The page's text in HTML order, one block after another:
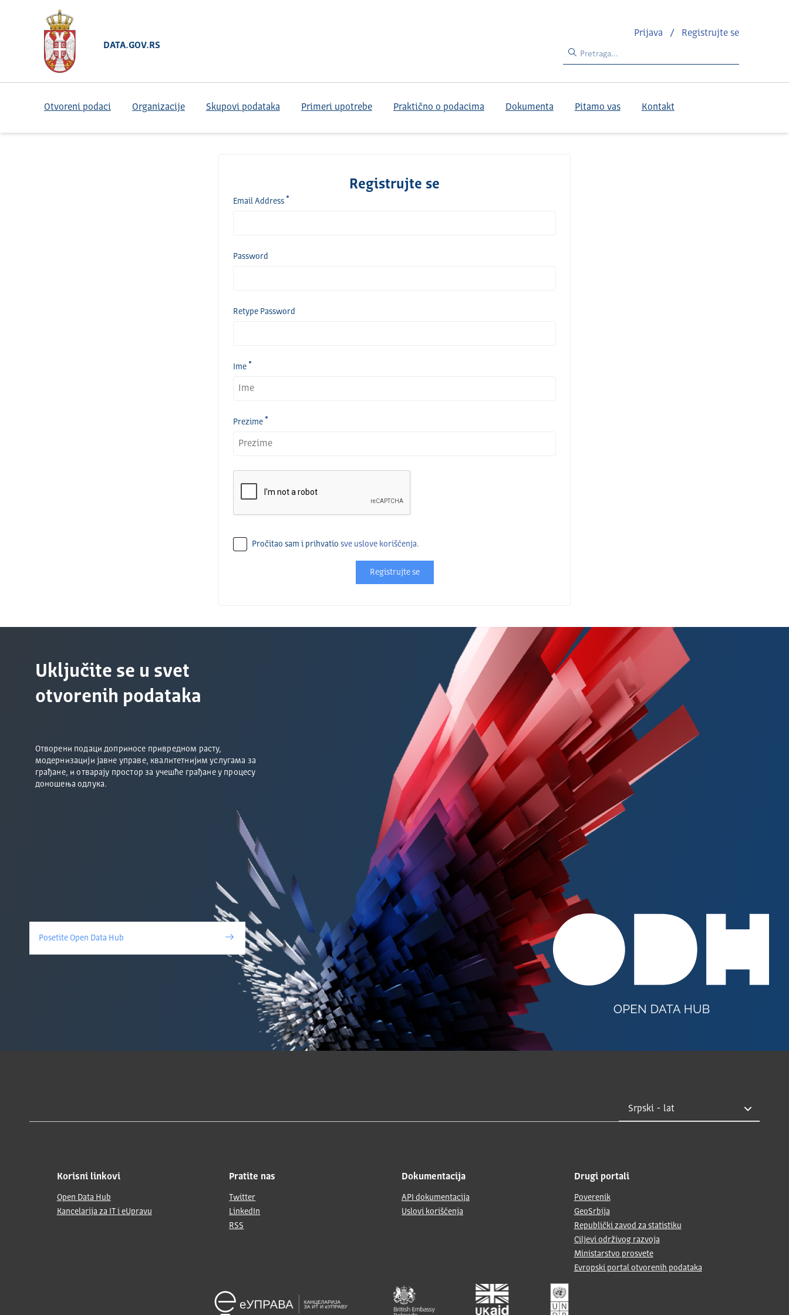
DATA.GOV.RS
Prijava / Registrujte se
Otvoreni podaci Organizacije Skupovi podataka Primeri upotrebe Praktično o podacima Dokumenta Pitamo vas Kontakt
Registrujte se
Email Address
Password
Retype Password
Ime
Prezime
Pročitao sam i prihvatio sve uslove korišćenja.
Registrujte se
Uključite se u svet
otvorenih podataka
Отворени подаци доприносе привредном расту,
модернизацији јавне управе, квалитетнијим услугама за
грађане, и отварају простор за учешће грађане у процесу
доношења одлука.
Posetite Open Data Hub
Korisni linkovi
Open Data Hub
Kancelarija za IT i eUpravu
Pratite nas
Twitter
LinkedIn
RSS
Dokumentacija
API dokumentacija
Uslovi korišćenja
Drugi portali
Poverenik
GeoSrbija
Republički zavod za statistiku
Ciljevi održivog razvoja
Ministarstvo prosvete
Evropski portal otvorenih podataka